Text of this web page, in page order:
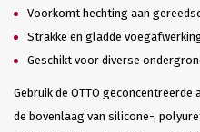
Voorkomt hechting aan
Strakke en gladde
Geschikt voor diverse
Gebruik de OTTO
de bovenlaag van silicone-,